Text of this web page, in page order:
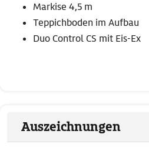
Markise 4,5 m
Teppichboden im Aufbau
Duo Control CS mit Eis-Ex
Auszeichnungen